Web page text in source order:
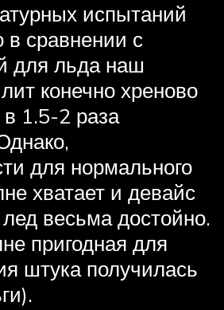
испытаний
в сравнении с
для льда наш
конечно хреново
в 1.5-2 раза
для нормального
хватает и девайс
весьма достойно.
пригодная для
штука получилась